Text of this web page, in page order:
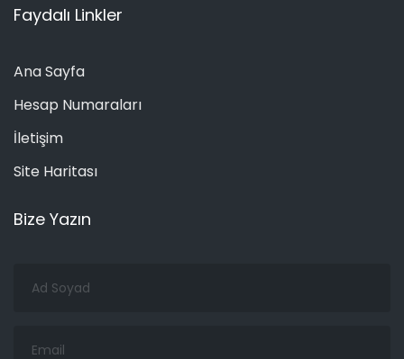
Faydalı Linkler
Ana Sayfa
Hesap Numaraları
İletişim
Site Haritası
Bize Yazın
Soyad